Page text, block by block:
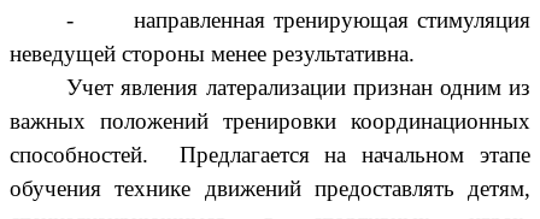
- направленная тренирующая стимуляция
неведущей стороны менее результативна.
Учет явления латерализации признан одним из
важных положений тренировки координационных
способностей. Предлагается на начальном этапе
обучения технике движений предоставлять детям,